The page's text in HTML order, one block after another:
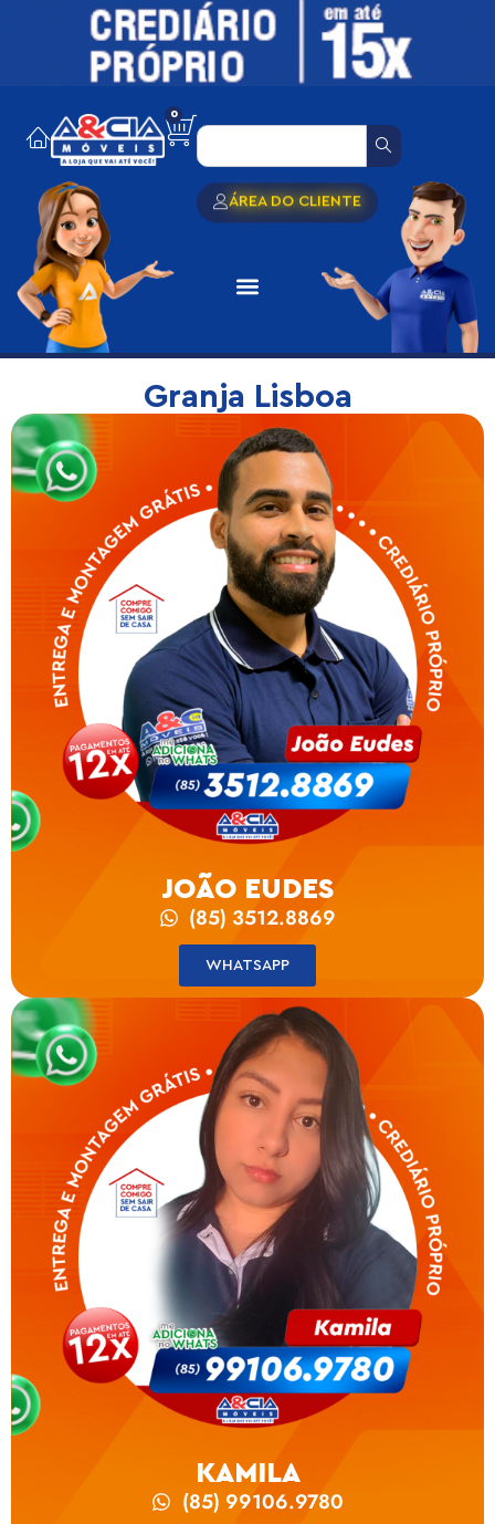
0
ÁREA DO CLIENTE
Granja Lisboa
JOÃO EUDES
(85) 3512.8869
WHATSAPP
KAMILA
(85) 99106.9780